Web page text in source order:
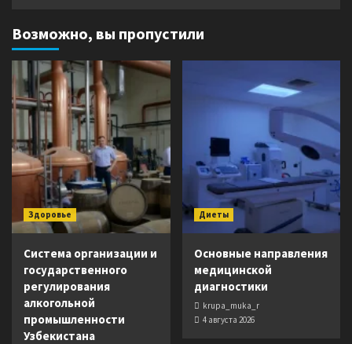
Возможно, вы пропустили
Здоровье
Система организации и
государственного
регулирования
алкогольной
промышленности
Узбекистана
Диеты
Основные направления
медицинской
диагностики
krupa_muka_r
4 августа 2026